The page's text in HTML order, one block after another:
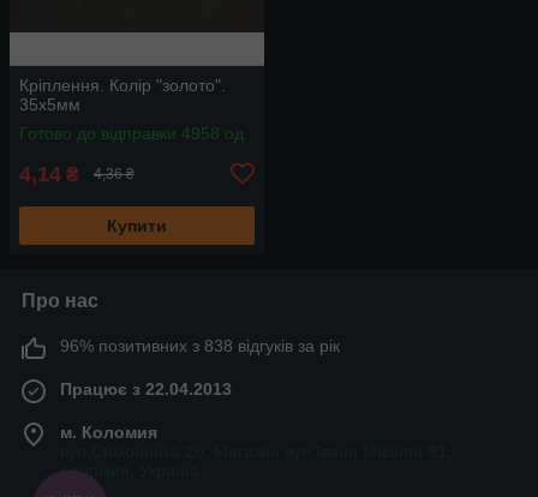
Кріплення. Колір "золото".
35х5мм
Готово до відправки 4958 од.
4,14 ₴ 4,36 ₴
Купити
Про нас
96% позитивних з 838 відгуків за рік
Працює з 22.04.2013
м. Коломия
Коломия, Україна